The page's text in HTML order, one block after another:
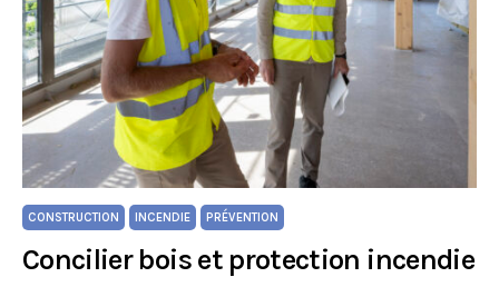
CONSTRUCTION INCENDIE PRÉVENTION
Concilier bois et protection incendie